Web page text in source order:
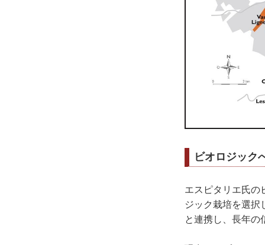
ビオロジック
エスピタリエ氏の
ジック栽培を選択
と連携し、長年の